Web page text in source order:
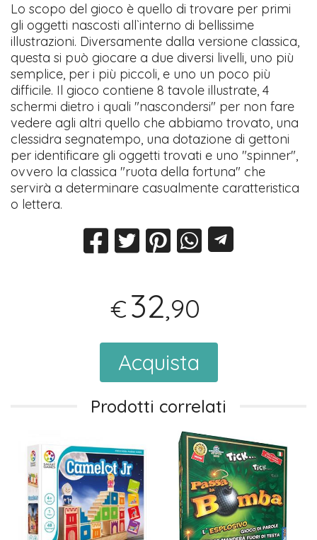
Lo scopo del gioco è quello di trovare per primi
gli oggetti nascosti all`interno di bellissime
illustrazioni. Diversamente dalla versione classica,
questa si può giocare a due diversi livelli, uno più
semplice, per i più piccoli, e uno un poco più
difficile. Il gioco contiene 8 tavole illustrate, 4
schermi dietro i quali "nascondersi" per non fare
vedere agli altri quello che abbiamo trovato, una
clessidra segnatempo, una dotazione di gettoni
per identificare gli oggetti trovati e uno "spinner",
ovvero la classica "ruota della fortuna" che
servirà a determinare casualmente caratteristica
o lettera.
€32,90
Acquista
Prodotti correlati